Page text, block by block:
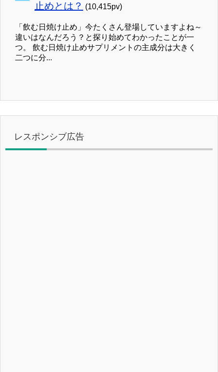
止めとは？ (10,415pv)
「飲む日焼け止め」今たくさん登場していますよね～
違いはなんだろう？と探り始めてわかったことが一
つ。 飲む日焼け止めサプリメントの主成分は大きく
二つに分...
レスポンシブ広告